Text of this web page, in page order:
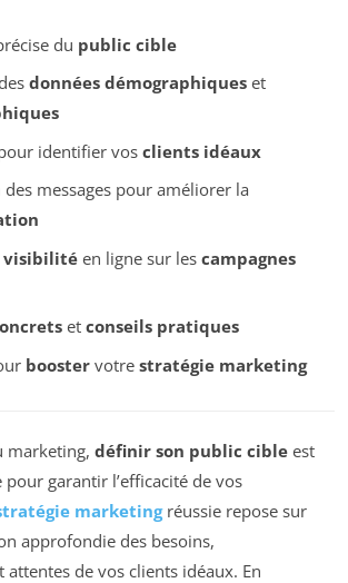
du public cible
données démographiqueset
identifier vosclients idéaux
des messages pour améliorer la
visibilitéen ligne sur les campagnes
et conseils pratiques
boostervotre stratégie marketing
marketing, définir son public cible est
pour garantir l’efficacité de vos
marketingréussie repose sur
approfondie des besoins,
de vos clients idéaux. En